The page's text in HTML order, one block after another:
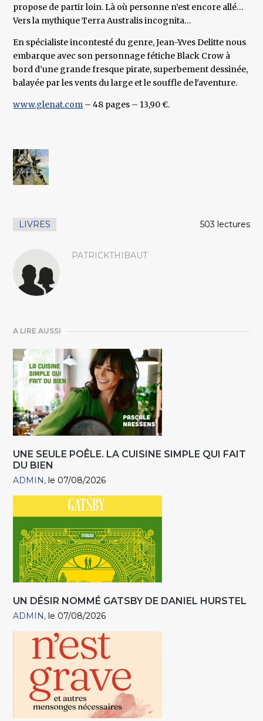
propose de partir loin. Là où personne n’est encore allé…
Vers la mythique Terra Australis incognita…
En spécialiste incontesté du genre, Jean-Yves Delitte nous
embarque avec son personnage fétiche Black Crow à
bord d’une grande fresque pirate, superbement dessinée,
balayée par les vents du large et le souffle de l'aventure.
www.glenat.com – 48 pages – 13,90 €.
LIVRES 503 lectures
PATRICKTHIBAUT
A LIRE AUSSI
UNE SEULE POÊLE. LA CUISINE SIMPLE QUI FAIT
DU BIEN
ADMIN le 07/08/2026
UN DÉSIR NOMMÉ GATSBY DE DANIEL HURSTEL
ADMIN le 07/08/2026